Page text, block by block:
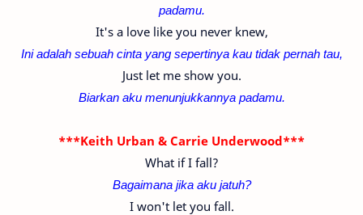
padamu.
It's a love like you never knew,
Ini adalah sebuah cinta yang sepertinya kau tidak pernah tau,
Just let me show you.
Biarkan aku menunjukkannya padamu.
***Keith Urban & Carrie Underwood***
What if I fall?
Bagaimana jika aku jatuh?
I won't let you fall.